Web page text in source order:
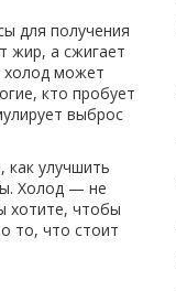
для получения
жир, а сжигает
холод может
кто пробует
выброс
как улучшить
Холод — не
хотите, чтобы
то, что стоит